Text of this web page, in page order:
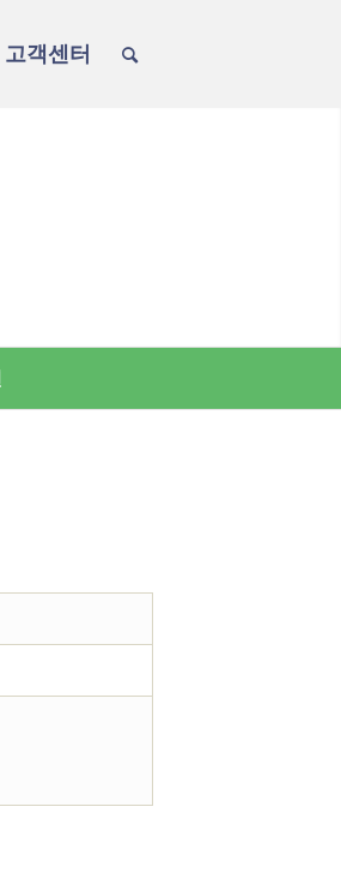
고객센터